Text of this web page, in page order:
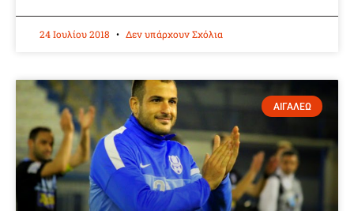
24 Ιουλίου 2018 Δεν υπάρχουν Σχόλια
ΑΙΓΑΛΕΩ